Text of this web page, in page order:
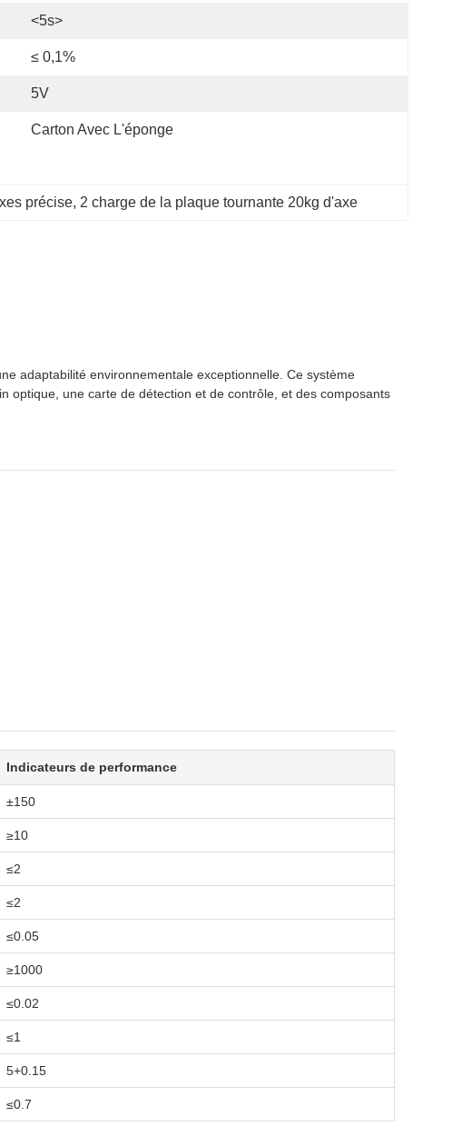
<5s>
≤ 0,1%
5V
Carton Avec L'éponge
précise, 2 charge de la plaque tournante 20kg d'axe
adaptabilité environnementale exceptionnelle. Ce système
optique, une carte de détection et de contrôle, et des composants
Indicateurs de performance
±150
≥10
≤2
≤2
≤0.05
≥1000
≤0.02
≤1
5+0.15
≤0.7